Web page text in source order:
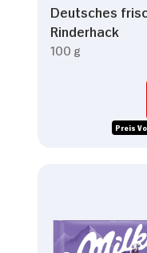
Deutsches
Rinderhack
100 g
Preis